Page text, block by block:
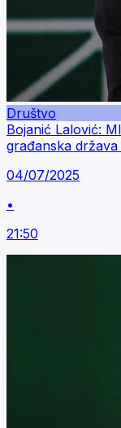
Društvo
Bojanić Lalović:
građanska
04/07/2025
•
21:50